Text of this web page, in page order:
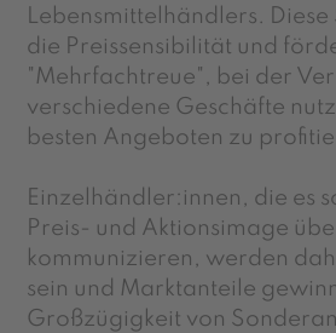
Lebensmittelhändlers.
die Preissensibilität und
"Mehrfachtreue", bei der
verschiedene Geschäfte
besten Angeboten zu
Einzelhändler:innen, die es
Preis- und Aktionsimage
kommunizieren, werden
sein und Marktanteile
Großzügigkeit von